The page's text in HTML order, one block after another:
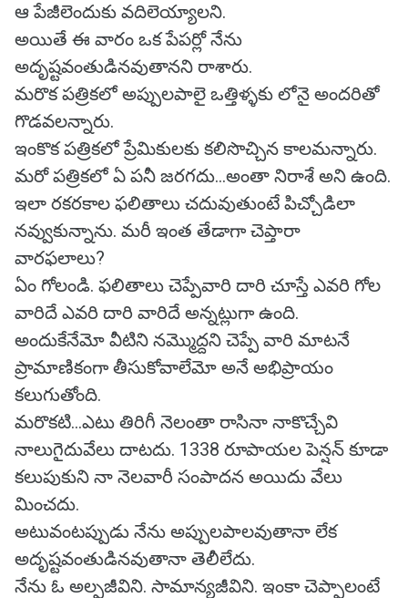
ఆ పేజీలెందుకు వదిలెయ్యాలని.
అయితే ఈ వారం ఒక పేపర్లో నేను
అదృష్టవంతుడినవుతానని రాశారు.
మరొక పత్రికలో అప్పులపాలై ఒత్తిళ్ళకు లోనై అందరితో
గొడవలన్నారు.
ఇంకొక పత్రికలో ప్రేమికులకు కలిసొచ్చిన కాలమన్నారు.
మరో పత్రికలో ఏ పనీ జరగదు...అంతా నిరాశే అని ఉంది.
ఇలా రకరకాల ఫలితాలు చదువుతుంటే పిచ్చోడిలా
నవ్వుకున్నాను. మరీ ఇంత తేడాగా చెప్తారా
వారఫలాలు?
ఏం గోలండి. ఫలితాలు చెప్పేవారి దారి చూస్తే ఎవరి గోల
వారిదే ఎవరి దారి వారిదే అన్నట్లుగా ఉంది.
అందుకేనేమో వీటిని నమ్మొద్దని చెప్పే వారి మాటనే
ప్రామాణికంగా తీసుకోవాలేమో అనే అభిప్రాయం
కలుగుతోంది.
మరొకటి...ఎటు తిరిగీ నెలంతా రాసినా నాకొచ్చేవి
నాలుగైదువేలు దాటదు. 1338 రూపాయల పెన్షన్ కూడా
కలుపుకుని నా నెలవారీ సంపాదన అయిదు వేలు
మించదు.
అటువంటప్పుడు నేను అప్పులపాలవుతానా లేక
అదృష్టవంతుడినవుతానా తెలీలేదు.
నేను ఓ అల్పజీవిని. సామాన్యజీవిని. ఇంకా చెప్పాలంటే